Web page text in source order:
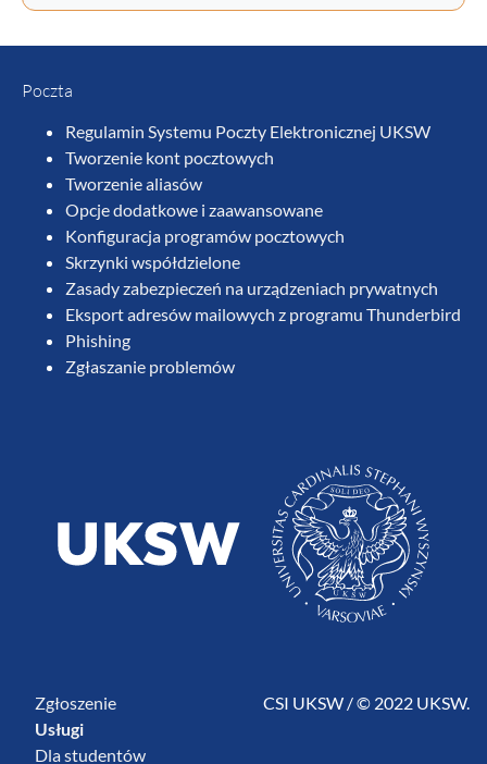
Poczta
Regulamin Systemu Poczty Elektronicznej UKSW
Tworzenie kont pocztowych
Tworzenie aliasów
Opcje dodatkowe i zaawansowane
Konfiguracja programów pocztowych
Skrzynki współdzielone
Zasady zabezpieczeń na urządzeniach prywatnych
Eksport adresów mailowych z programu Thunderbird
Phishing
Zgłaszanie problemów
Zgłoszenie
Usługi
Dla studentów
CSI UKSW / © 2022 UKSW.